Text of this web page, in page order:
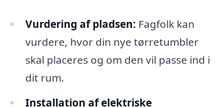
Vurdering af pladsen: Fagfolk kan
vurdere, hvor din nye tørretumbler
skal placeres og om den vil passe ind i
dit rum.
Installation af elektriske